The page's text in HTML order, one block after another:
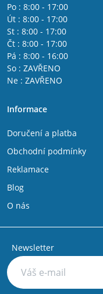
Po : 8:00 - 17:00
Út : 8:00 - 17:00
St : 8:00 - 17:00
Čt : 8:00 - 17:00
Pá : 8:00 - 16:00
So : ZAVŘENO
Ne : ZAVŘENO
Informace
Doručení a platba
Obchodní podmínky
Reklamace
Blog
O nás
Newsletter